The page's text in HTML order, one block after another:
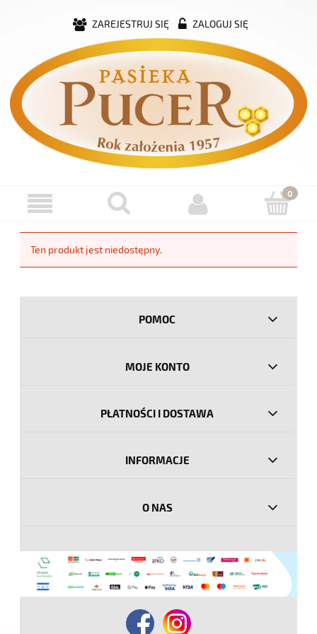
ZAREJESTRUJ SIĘ ZALOGUJ SIĘ
Ten produkt jest niedostępny.
POMOC
MOJE KONTO
PŁATNOŚCI I DOSTAWA
INFORMACJE
O NAS